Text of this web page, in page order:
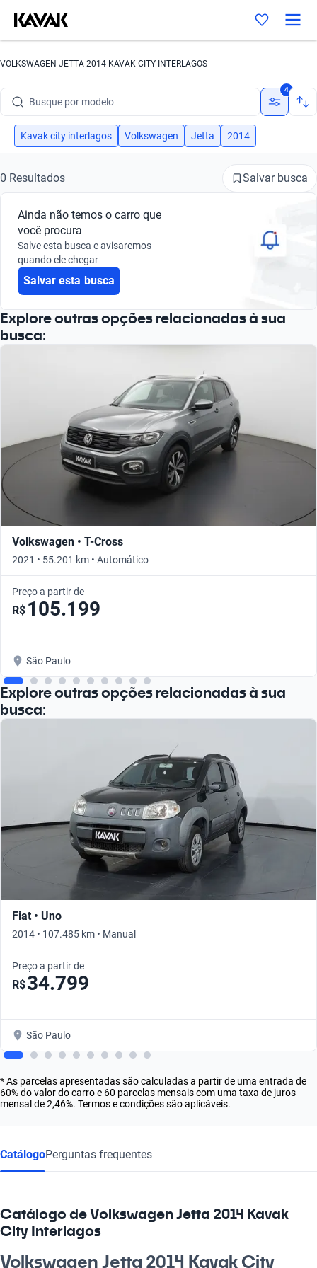
VOLKSWAGEN JETTA 2014 KAVAK CITY INTERLAGOS
Busque por modelo
Busque por versão
Busque por marca
Busque por modelo
Busque por versão
4
Kavak city interlagos Volkswagen Jetta 2014
0 Resultados Salvar busca
Ainda não temos o carro que
você procura
Salve esta busca e avisaremos
quando ele chegar
Salvar esta busca
Explore outras opções relacionadas à sua
busca:
Volkswagen • T-Cross
2021 • 55.201 km • Automático
Preço a partir de
R$ 105.199
São Paulo
Explore outras opções relacionadas à sua
busca:
Fiat • Uno
2014 • 107.485 km • Manual
Preço a partir de
R$34.799
São Paulo
* As parcelas apresentadas são calculadas a partir de uma entrada de
60% do valor do carro e 60 parcelas mensais com uma taxa de juros
mensal de 2,46%. Termos e condições são aplicáveis.
CatálogoPerguntas frequentes
Catálogo de Volkswagen Jetta 2014 Kavak
City Interlagos
Volkswagen Jetta 2014 Kavak City